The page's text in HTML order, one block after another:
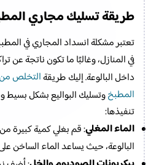
طريقة تسليك مجاري
تعتبر مشكلة انسداد المجاري في
في المنازل، وغالبًا ما تكون ناتجة عن
داخل البالوعة. إليك طريقةالتخلص من
المطبخوتسليك البواليع بشكل
تنفيذها:
الماء المغلي: قم بغلي كمية كبيرة
البالوعة، حيث يساعد الماء الساخن